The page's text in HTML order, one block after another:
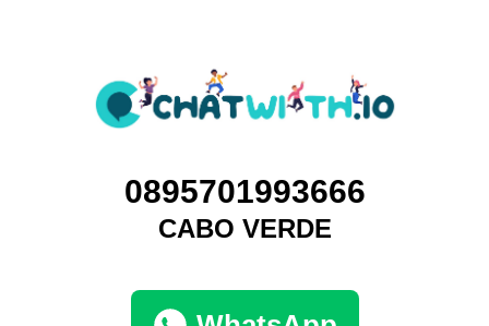
0895701993666
CABO VERDE